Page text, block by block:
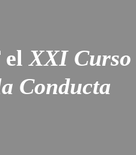
elXXI
Conducta